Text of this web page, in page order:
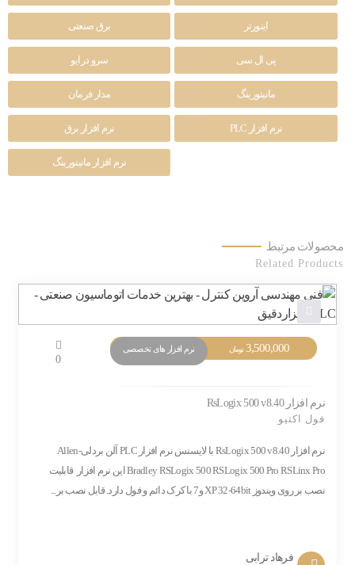
اینورتر برق صنعتی
پی ال سی سرو درایو
مانیتورینگ مدار فرمان
نرم افزار PLC نرم افزار برق
نرم افزار مانیتورینگ
محصولات مرتبط
Related Products
3,500,000 تومان نرم افزار های تخصصی
0
نرم افزار RsLogix 500 v8.40
فول اکتیو
نرم افزار RsLogix 500 v8.40 با لایسنس نرم افزار PLC آلن بردلی-Allen
Bradley RSLogix 500 RSLogix 500 Pro RSLinx Pro این نرم افزار قابلیت
نصب بر روی ویندوز XP 32-64bit و7 با کرک دائم و فول دارد. قابل نصب بر...
فرهاد ترابی